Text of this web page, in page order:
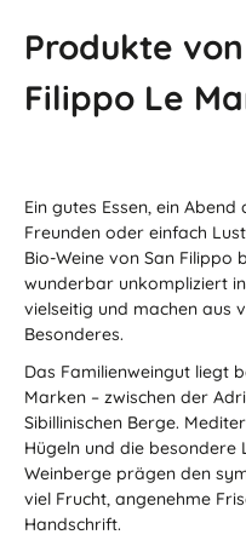
Produkte
Filippo Le
Ein gutes Essen, ein
Freunden oder einfach
Bio-Weine von San Filippo
wunderbar unkompliziert
vielseitig und machen aus
Besonderes.
Das Familienweingut liegt
Marken – zwischen der
Sibillinischen Berge.
Hügeln und die
Weinberge prägen den
viel Frucht, angenehme
Handschrift.